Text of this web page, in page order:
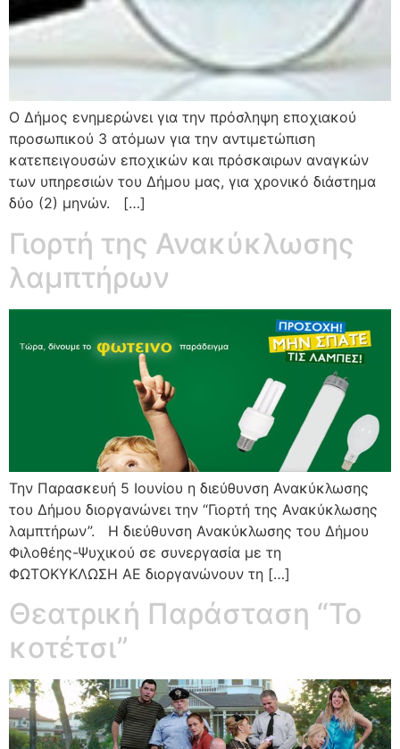
Ο Δήμος ενημερώνει για την πρόσληψη εποχιακού
προσωπικού 3 ατόμων για την αντιμετώπιση
κατεπειγουσών εποχικών και πρόσκαιρων αναγκών
των υπηρεσιών του Δήμου μας, για χρονικό διάστημα
δύο (2) μηνών. […]
Γιορτή της Ανακύκλωσης
λαμπτήρων
Την Παρασκευή 5 Ιουνίου η διεύθυνση Ανακύκλωσης
του Δήμου διοργανώνει την “Γιορτή της Ανακύκλωσης
λαμπτήρων”. Η διεύθυνση Ανακύκλωσης του Δήμου
Φιλοθέης-Ψυχικού σε συνεργασία με τη
ΦΩΤΟΚΥΚΛΩΣΗ ΑΕ διοργανώνουν τη […]
Θεατρική Παράσταση “Το
κοτέτσι”